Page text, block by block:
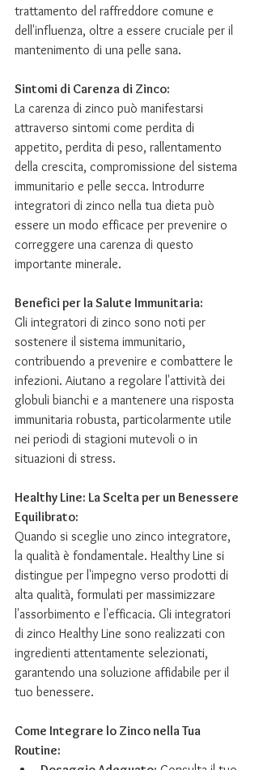
trattamento del raffreddore comune e
dell'influenza, oltre a essere cruciale per il
mantenimento di una pelle sana.
Sintomi di Carenza di Zinco:
La carenza di zinco può manifestarsi
attraverso sintomi come perdita di
appetito, perdita di peso, rallentamento
della crescita, compromissione del sistema
immunitario e pelle secca. Introdurre
integratori di zinco nella tua dieta può
essere un modo efficace per prevenire o
correggere una carenza di questo
importante minerale.
Benefici per la Salute Immunitaria:
Gli integratori di zinco sono noti per
sostenere il sistema immunitario,
contribuendo a prevenire e combattere le
infezioni. Aiutano a regolare l'attività dei
globuli bianchi e a mantenere una risposta
immunitaria robusta, particolarmente utile
nei periodi di stagioni mutevoli o in
situazioni di stress.
Healthy Line: La Scelta per un Benessere
Equilibrato:
Quando si sceglie uno zinco integratore,
la qualità è fondamentale. Healthy Line si
distingue per l'impegno verso prodotti di
alta qualità, formulati per massimizzare
l'assorbimento e l'efficacia. Gli integratori
di zinco Healthy Line sono realizzati con
ingredienti attentamente selezionati,
garantendo una soluzione affidabile per il
tuo benessere.
Come Integrare lo Zinco nella Tua
Routine: